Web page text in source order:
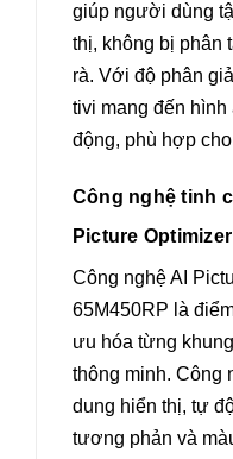
giúp người dùng
thị, không bị phân
rà. Với độ phân
tivi mang đến hình
động, phù hợp
Công nghệ tinh
Picture Optimizer
Công nghệ AI
65M450RP là
ưu hóa từng
thông minh. Công
dung hiển thị, tự
tương phản và